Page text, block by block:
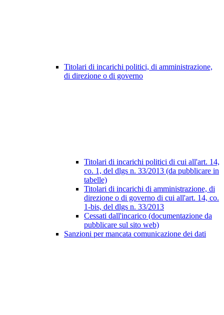
Titolari di incarichi politici, di amministrazione,
di direzione o di governo
Titolari di incarichi politici di cui all'art. 14,
co. 1, del dlgs n. 33/2013 (da pubblicare in
tabelle)
Titolari di incarichi di amministrazione, di
direzione o di governo di cui all'art. 14, co.
1-bis, del dlgs n. 33/2013
Cessati dall'incarico (documentazione da
pubblicare sul sito web)
Sanzioni per mancata comunicazione dei dati